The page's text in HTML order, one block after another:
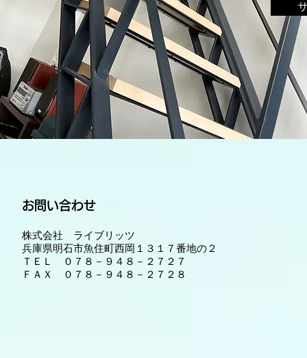
お問い合わせ
株式会社 ライブリッツ
兵庫県明石市魚住町西岡１３１７番地の２
ＴＥＬ ０７８－９４８－２７２７
ＦＡＸ ０７８－９４８－２７２８